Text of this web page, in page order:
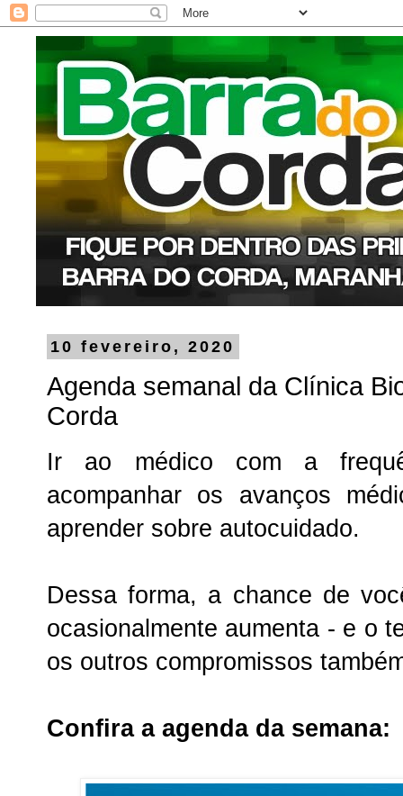
10 fevereiro, 2020
Agenda semanal da Clínica
Corda
Ir ao médico com a
acompanhar os avanços
aprender sobre autocuidado.
Dessa forma, a chance de
ocasionalmente aumenta - e o
os outros compromissos
Confira a agenda da semana: